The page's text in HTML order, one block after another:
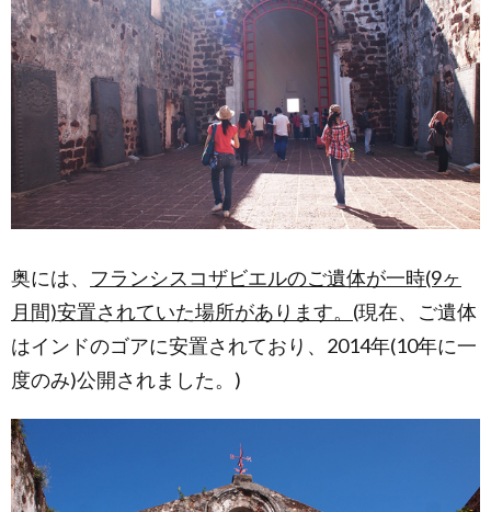
奥には、 フランシスコザビエルのご遺体が一時(9ヶ
月間)安置されていた場所があります。 (現在、ご遺体
はインドのゴアに安置されており、2014年(10年に一
度のみ)公開されました。)